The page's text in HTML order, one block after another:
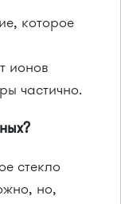
которое
ионов
частично.
стекло
но,